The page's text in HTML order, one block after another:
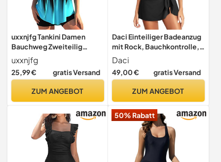
uxxnjfg Tankini Damen
Bauchweg Zweiteilig
Badeanzug Große Größen
Tankini Mit Shorts
Badekleid Zweiteiliger
Badetop Mit High Waist
Swimsuits(Schwarz,L)
uxxnjfg
25,99 € gratis Versand
ZUM ANGEBOT
Daci Einteiliger Badeanzug
mit Rock, Bauchkontrolle,
eine Schulter
Daci
49,00 € gratis Versand
ZUM ANGEBOT
50% Rabatt